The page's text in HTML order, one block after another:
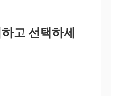
고 선택하세